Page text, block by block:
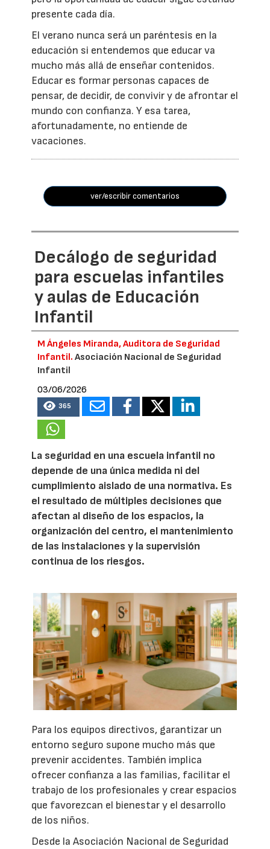
presente cada día.
El verano nunca será un paréntesis en la
educación si entendemos que educar va
mucho más allá de enseñar contenidos.
Educar es formar personas capaces de
pensar, de decidir, de convivir y de afrontar el
mundo con confianza. Y esa tarea,
afortunadamente, no entiende de
vacaciones.
ver/escribir comentarios
Decálogo de seguridad
para escuelas infantiles
y aulas de Educación
Infantil
M Ángeles Miranda, Auditora de Seguridad
Infantil.Asociación Nacional de Seguridad
Infantil
03/06/2026
365
La seguridad en una escuela infantil no
depende de una única medida ni del
cumplimiento aislado de una normativa. Es
el resultado de múltiples decisiones que
afectan al diseño de los espacios, la
organización del centro, el mantenimiento
de las instalaciones y la supervisión
continua de los riesgos.
Para los equipos directivos, garantizar un
entorno seguro supone mucho más que
prevenir accidentes. También implica
ofrecer confianza a las familias, facilitar el
trabajo de los profesionales y crear espacios
que favorezcan el bienestar y el desarrollo
de los niños.
Desde la Asociación Nacional de Seguridad